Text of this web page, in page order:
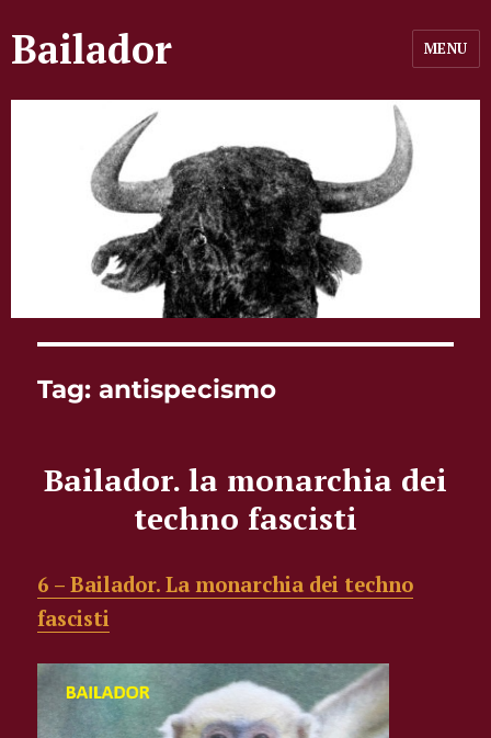
Bailador MENU
Tag:antispecismo
Bailador. la monarchia dei
techno fascisti
6 – Bailador. La monarchia dei techno
fascisti